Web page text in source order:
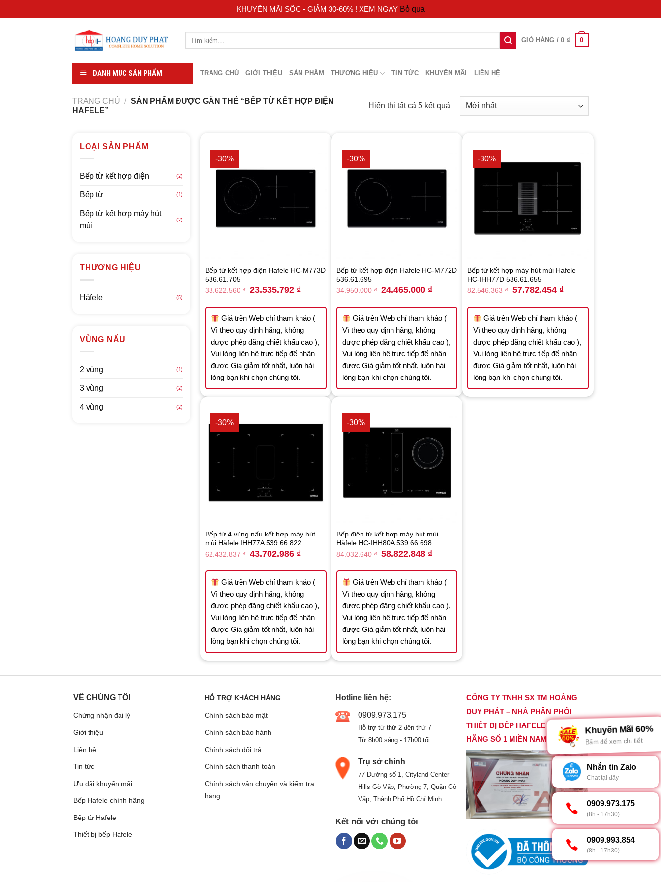
KHUYẾN MÃI SỐC - GIẢM 30-60% ! XEM NGAY Bỏ qua
GIỎ HÀNG /0 ₫ 0
DANH MỤC SẢN PHẨM TRANG CHỦ GIỚI THIỆU SẢN PHẨM THƯƠNG HIỆU TIN TỨC KHUYẾN MÃI LIÊN HỆ
TRANG CHỦ / SẢN PHẨM ĐƯỢC GẮN THẺ “BẾP TỪ KẾT HỢP ĐIỆN
HAFELE”
Hiển thị tất cả 5 kết quả
LOẠI SẢN PHẨM
Bếp từ kết hợp điện (2)
Bếp từ (1)
Bếp từ kết hợp máy hút
mùi
(2)
THƯƠNG HIỆU
Häfele (5)
VÙNG NẤU
2 vùng (1)
3 vùng (2)
4 vùng (2)
-30%
Bếp từ kết hợp điện Hafele HC-M773D
536.61.705
33.622.560₫ Original
price
33.622.560 ₫.
23.535.792 ₫Current
23.535.792 ₫.
Giá trên Web chỉ tham khảo (
Vì theo quy định hãng, không
được phép đăng chiết khấu cao ),
Vui lòng liên hệ trực tiếp để nhận
được Giá giảm tốt nhất, luôn hài
lòng bạn khi chọn chúng tôi.
-30%
Bếp từ kết hợp điện Hafele HC-M772D
536.61.695
34.950.000₫ Original
price
34.950.000 ₫.
24.465.000 ₫Current
24.465.000 ₫.
Giá trên Web chỉ tham khảo (
Vì theo quy định hãng, không
được phép đăng chiết khấu cao ),
Vui lòng liên hệ trực tiếp để nhận
được Giá giảm tốt nhất, luôn hài
lòng bạn khi chọn chúng tôi.
-30%
Bếp từ kết hợp máy hút mùi Hafele
HC-IHH77D 536.61.655
82.546.363₫
Original
price
82.546.363 ₫.
57.782.454 ₫Current
57.782.454 ₫.
Giá trên Web chỉ tham khảo (
Vì theo quy định hãng, không
được phép đăng chiết khấu cao ),
Vui lòng liên hệ trực tiếp để nhận
được Giá giảm tốt nhất, luôn hài
lòng bạn khi chọn chúng tôi.
-30%
Bếp từ 4 vùng nấu kết hợp máy hút
mùi Häfele IHH77A 539.66.822
62.432.837₫ Original
price
62.432.837 ₫.
43.702.986 ₫Current
43.702.986 ₫.
Giá trên Web chỉ tham khảo (
Vì theo quy định hãng, không
được phép đăng chiết khấu cao ),
Vui lòng liên hệ trực tiếp để nhận
được Giá giảm tốt nhất, luôn hài
lòng bạn khi chọn chúng tôi.
-30%
Bếp điện từ kết hợp máy hút mùi
Häfele HC-IHH80A 539.66.698
84.032.640₫ Original
price
84.032.640 ₫.
58.822.848 ₫Current
58.822.848 ₫.
Giá trên Web chỉ tham khảo (
Vì theo quy định hãng, không
được phép đăng chiết khấu cao ),
Vui lòng liên hệ trực tiếp để nhận
được Giá giảm tốt nhất, luôn hài
lòng bạn khi chọn chúng tôi.
VỀ CHÚNG TÔI
Chứng nhận đại lý
Giới thiệu
Liên hệ
Tin tức
Ưu đãi khuyến mãi
Bếp Hafele chính hãng
Bếp từ Hafele
Thiết bị bếp Hafele
HỖ TRỢ KHÁCH HÀNG
Chính sách bảo mật
Chính sách bảo hành
Chính sách đổi trả
Chính sách thanh toán
Chính sách vận chuyển và kiểm tra
hàng
Hotline liên hệ:
0909.973.175
Hỗ trợ từ thứ 2 đến thứ 7
Từ 8h00 sáng - 17h00 tối
Trụ sở chính
77 Đường số 1, Cityland Center
Hills Gò Vấp, Phường 7, Quận Gò
Vấp, Thành Phố Hồ Chí Minh
Kết nối với chúng tôi
CÔNG TY TNHH SX TM HOÀNG
DUY PHÁT – NHÀ PHÂN PHỐI
THIẾT BỊ BẾP HAFELE CHÍNH
HÃNG SỐ 1 MIỀN NAM
Khuyến Mãi 60%
Bấm để xem chi tiết
Nhắn tin Zalo
Chat tại đây
0909.973.175
(8h - 17h30)
0909.993.854
(8h - 17h30)